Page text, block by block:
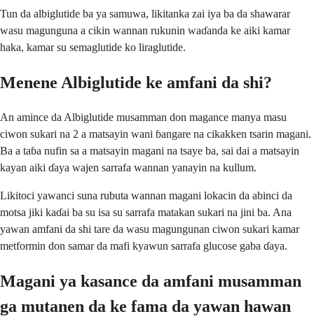
Tun da albiglutide ba ya samuwa, likitanka zai iya ba da shawarar
wasu magunguna a cikin wannan rukunin waɗanda ke aiki kamar
haka, kamar su semaglutide ko liraglutide.
Menene Albiglutide ke amfani da shi?
An amince da Albiglutide musamman don magance manya masu
ciwon sukari na 2 a matsayin wani ɓangare na cikakken tsarin magani.
Ba a taɓa nufin sa a matsayin magani na tsaye ba, sai dai a matsayin
kayan aiki ɗaya wajen sarrafa wannan yanayin na kullum.
Likitoci yawanci suna rubuta wannan magani lokacin da abinci da
motsa jiki kaɗai ba su isa su sarrafa matakan sukari na jini ba. Ana
yawan amfani da shi tare da wasu magungunan ciwon sukari kamar
metformin don samar da mafi kyawun sarrafa glucose gaba ɗaya.
Magani ya kasance da amfani musamman
ga mutanen da ke fama da yawan hawan